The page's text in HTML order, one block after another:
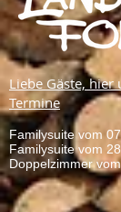
Liebe Gäste, hier
Termine
Familysuite vom
Familysuite vom
Doppelzimmer